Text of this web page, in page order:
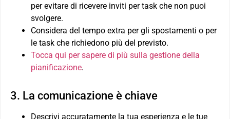
per evitare di ricevere inviti per task che non puoi
svolgere.
Considera del tempo extra per gli spostamenti o per
le task che richiedono più del previsto.
Tocca qui per sapere di più sulla gestione della
pianificazione.
3. La comunicazione è chiave
Descrivi accuratamente la tua esperienza e le tue